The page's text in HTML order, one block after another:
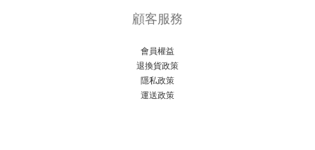
顧客服務
會員權益
退換貨政策
隱私政策
運送政策